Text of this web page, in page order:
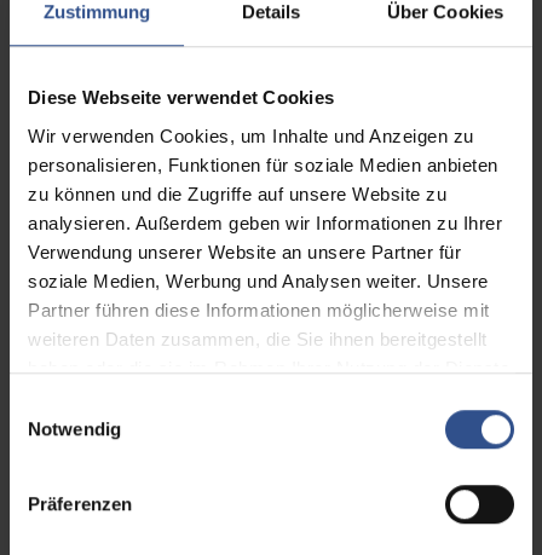
Zustimmung Details Über Cookies
Diese Webseite verwendet Cookies
Wir verwenden Cookies, um Inhalte und Anzeigen zu
personalisieren, Funktionen für soziale Medien anbieten
zu können und die Zugriffe auf unsere Website zu
analysieren. Außerdem geben wir Informationen zu Ihrer
Verwendung unserer Website an unsere Partner für
soziale Medien, Werbung und Analysen weiter. Unsere
Partner führen diese Informationen möglicherweise mit
weiteren Daten zusammen, die Sie ihnen bereitgestellt
haben oder die sie im Rahmen Ihrer Nutzung der Dienste
Notwendig
Präferenzen